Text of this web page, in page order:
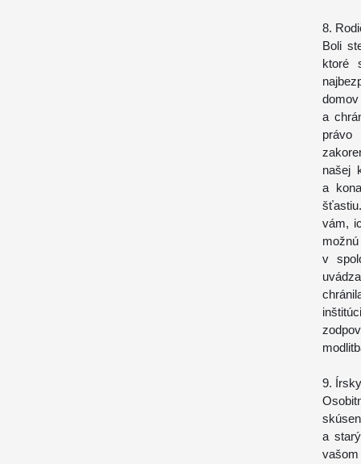
8.
Boli
ktoré
a
právo
našej
a
vám,
v
9.
a